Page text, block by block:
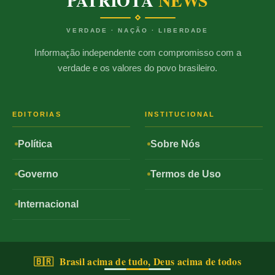
VERDADE · NAÇÃO · LIBERDADE
Informação independente com compromisso com a
verdade e os valores do povo brasileiro.
EDITORIAS
Política
Governo
Internacional
INSTITUCIONAL
Sobre Nós
Termos de Uso
🇧🇷 Brasil acima de tudo, Deus acima de todos